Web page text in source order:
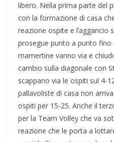
libero. Nella prima parte del
con la formazione di casa
reazione ospite e l’aggancio
prosegue punto a punto fino
mamertine vanno via e
cambio sulla diagonale con
scappano via le ospiti sul 4-
pallavoliste di casa non
ospiti per 15-25. Anche il
per la Team Volley che va
reazione che le porta a